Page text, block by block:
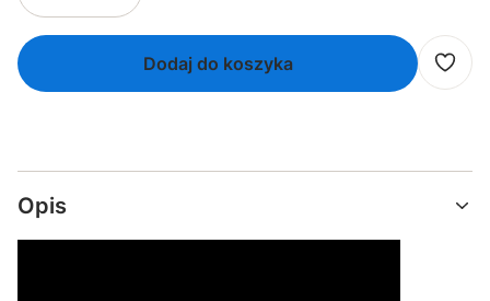
Dodaj do koszyka
Opis